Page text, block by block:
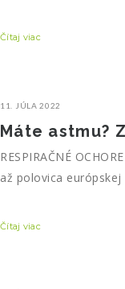
Čítaj viac
11. JÚLA 2022
Máte astmu?
RESPIRAČNÉ
až polovica
Čítaj viac